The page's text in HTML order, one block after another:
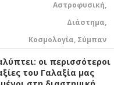
Αστροφυσική,
Διάστημα,
Κοσμολογία, Σύμπαν
οι περισσότεροι
του Γαλαξία μας